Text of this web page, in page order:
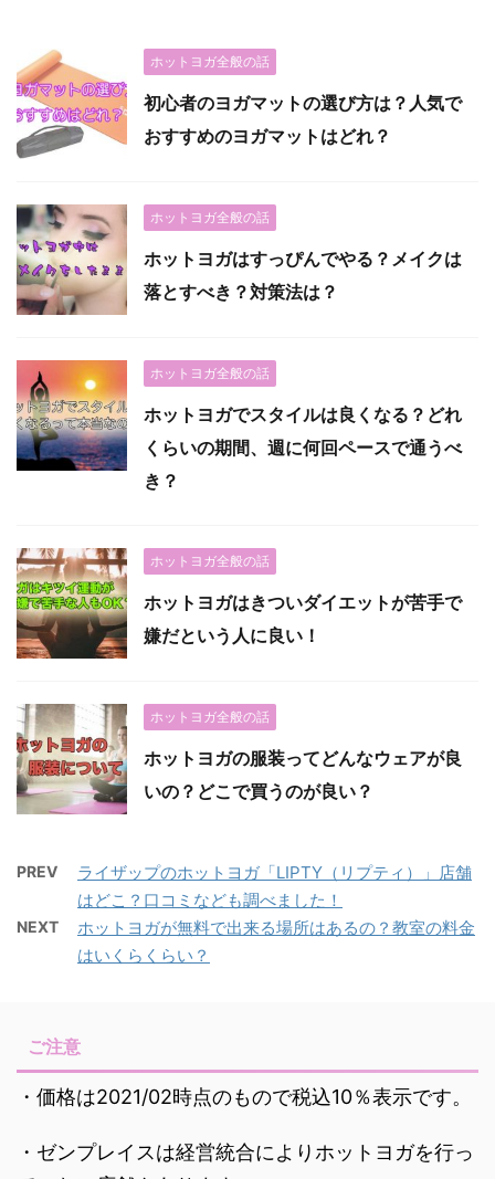
ホットヨガ全般の話
初心者のヨガマットの選び方は？人気で
おすすめのヨガマットはどれ？
ホットヨガ全般の話
ホットヨガはすっぴんでやる？メイクは
落とすべき？対策法は？
ホットヨガ全般の話
ホットヨガでスタイルは良くなる？どれ
くらいの期間、週に何回ペースで通うべ
き？
ホットヨガ全般の話
ホットヨガはきついダイエットが苦手で
嫌だという人に良い！
ホットヨガ全般の話
ホットヨガの服装ってどんなウェアが良
いの？どこで買うのが良い？
PREV
ライザップのホットヨガ「LIPTY（リプティ）」店舗
はどこ？口コミなども調べました！
NEXT
ホットヨガが無料で出来る場所はあるの？教室の料金
はいくらくらい？
ご注意
・価格は2021/02時点のもので税込10％表示です。
・ゼンプレイスは経営統合によりホットヨガを行っ